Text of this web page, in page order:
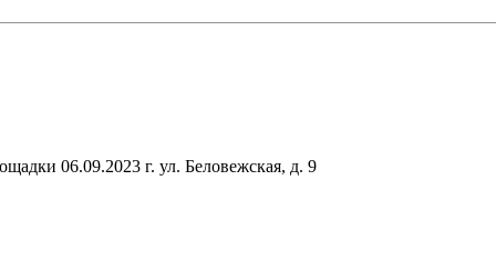
06.09.2023 г. ул. Беловежская, д. 9